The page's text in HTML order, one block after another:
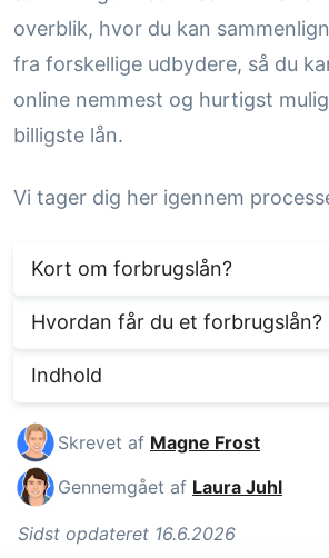
overblik, hvor du kan
fra forskellige udbydere, så du
online nemmest og hurtigst
billigste lån.
Vi tager dig her igennem
Kort om forbrugslån?
Hvordan får du et forbrugslån?
Indhold
Skrevet af Magne Frost
Gennemgået af Laura Juhl
Sidst opdateret 16.6.2026